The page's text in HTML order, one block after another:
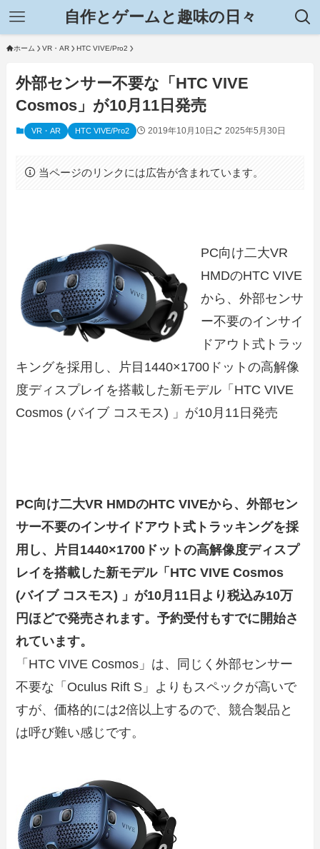
自作とゲームと趣味の日々
ホーム VR・AR HTC VIVE/Pro2
外部センサー不要な「HTC VIVE
Cosmos」が10月11日発売
VR・AR HTC VIVE/Pro2 2019年10月10日 2025年5月30日
当ページのリンクには広告が含まれています。
PC向け二大VR
HMDのHTC VIVE
から、外部センサ
ー不要のインサイ
ドアウト式トラッ
キングを採用し、片目1440×1700ドットの高解像
度ディスプレイを搭載した新モデル「HTC VIVE
Cosmos (バイブ コスモス) 」が10月11日発売
PC向け二大VR HMDのHTC VIVEから、外部セン
サー不要のインサイドアウト式トラッキングを採
用し、片目1440×1700ドットの高解像度ディスプ
レイを搭載した新モデル「HTC VIVE Cosmos
(バイブ コスモス) 」が10月11日より税込み10万
円ほどで発売されます。予約受付もすでに開始さ
れています。
「HTC VIVE Cosmos」は、同じく外部センサー
不要な「Oculus Rift S」よりもスペックが高いで
すが、価格的には2倍以上するので、競合製品と
は呼び難い感じです。